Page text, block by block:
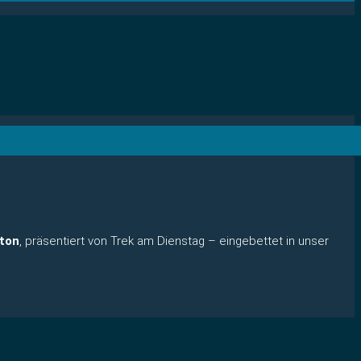
, präsentiert von Trek am Dienstag – eingebettet in unser